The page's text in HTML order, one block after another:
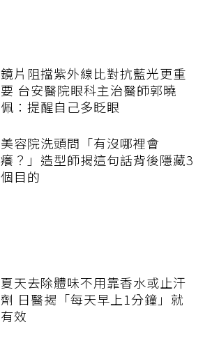
鏡片阻擋紫外線比對抗藍光更重
要 台安醫院眼科主治醫師郭曉
佩：提醒自己多眨眼
美容院洗頭問「有沒哪裡會
癢？」造型師揭這句話背後隱藏3
個目的
夏天去除體味不用靠香水或止汗
劑 日醫揭「每天早上1分鐘」就
有效